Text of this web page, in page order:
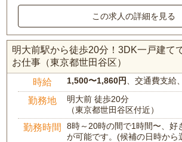
この求人の詳細を見る
明大前駅から徒歩20分！3DK一戸建て
お仕事（東京都世田谷区）
時給 1,500〜1,860円 、交通費支給
勤務地
明大前 徒歩20分
（東京都世田谷区付近）
勤務時間
8時～20時の間で1時間〜、好
が可能です。(候補の日時から